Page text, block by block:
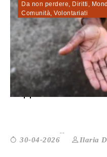
Da non perdere, Diritti ,
Comunità, Volontariati
Rapporto Astalli:
30-04-2026 Ilaria